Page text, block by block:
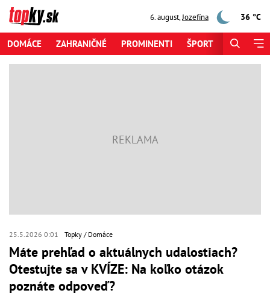
6. august,Jozefína 36 °C
DOMÁCE ZAHRANIČNÉ PROMINENTI ŠPORT
25.5.2026 0:01 Topky Domáce
Máte prehľad o aktuálnych udalostiach?
Otestujte sa v KVÍZE: Na koľko otázok
poznáte odpoveď?